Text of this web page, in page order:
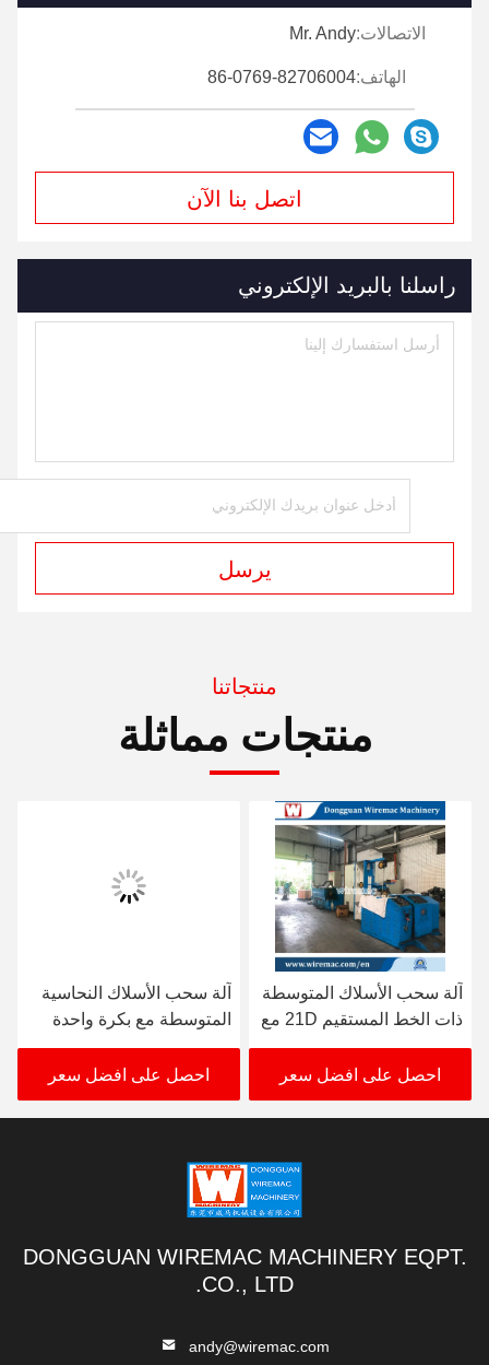
الاتصالات:Mr. Andy
الهاتف:86-0769-82706004
اتصل بنا الآن
راسلنا بالبريد الإلكتروني
يرسل
منتجاتنا
منتجات مماثلة
آلة سحب الأسلاك المتوسطة
ذات الخط المستقيم 21D مع
بكرة واحدة
احصل على افضل سعر
آلة سحب الأسلاك النحاسية
المتوسطة مع بكرة واحدة
630 مم
احصل على افضل سعر
DONGGUAN WIREMAC MACHINERY EQPT.
CO., LTD.
andy@wiremac.com